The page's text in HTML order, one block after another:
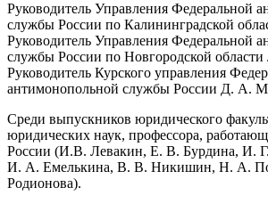
Руководитель Управления Федеральной
службы России по Калининградской
Руководитель Управления Федеральной
службы России по Новгородской
Руководитель Курского управления
антимонопольной службы России Д. А.
Среди выпускников юридического
юридических наук, профессора,
России (И.В. Левакин, Е. В. Бурдина, И.
И. А. Емелькина, В. В. Никишин, Н. А.
Родионова).